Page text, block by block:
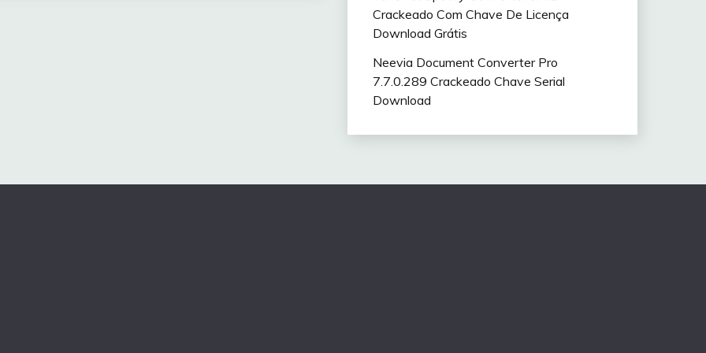
Crackeado Com Chave De Licença
Download Grátis
Neevia Document Converter Pro
7.7.0.289 Crackeado Chave Serial
Download